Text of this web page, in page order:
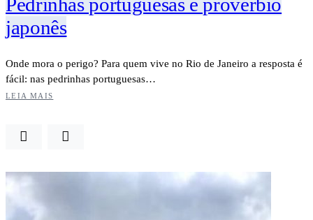
japonês
Onde mora o perigo? Para quem vive no Rio de Janeiro a resposta é
fácil: nas pedrinhas portuguesas…
LEIA MAIS